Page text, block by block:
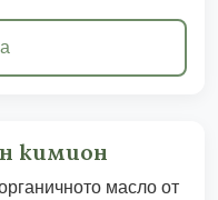
кимион
масло от